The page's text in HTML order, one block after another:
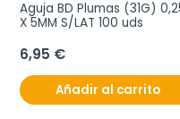
Aguja BD Plumas (31G)
X 5MM S/LAT 100 uds
6,95 €
Añadir al carrito